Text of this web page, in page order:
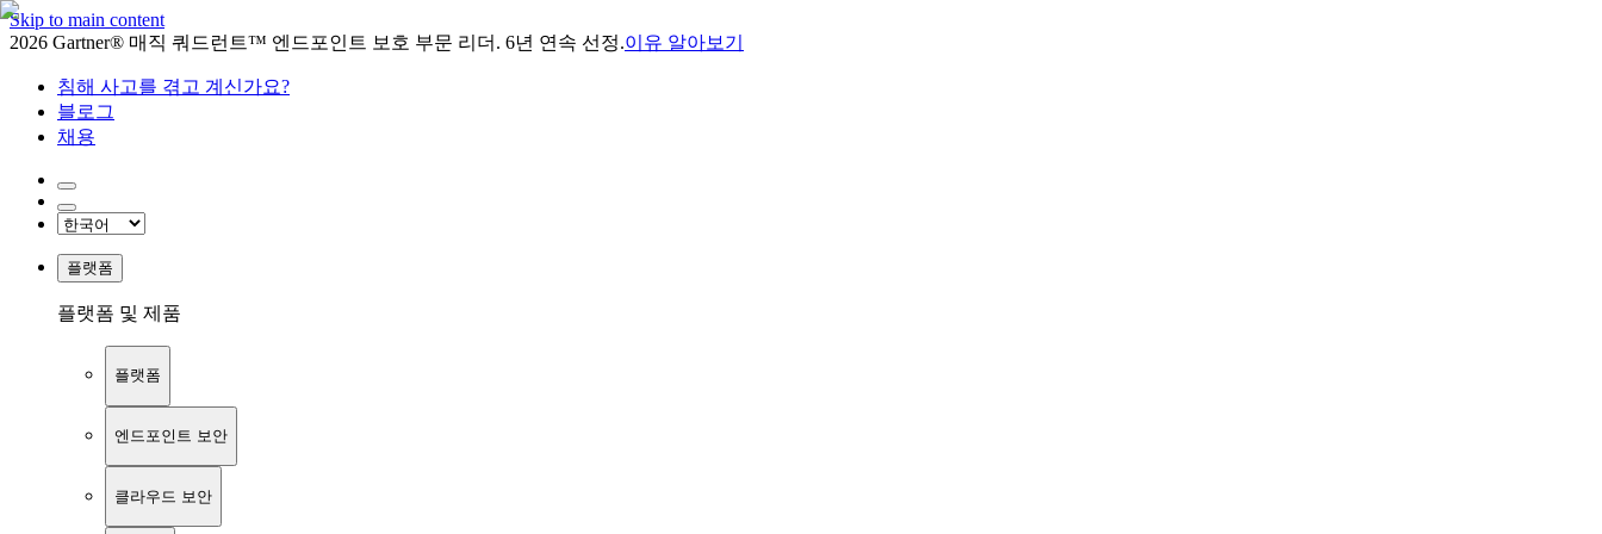
Skip to main content
2026 Gartner® 매직 쿼드런트™ 엔드포인트 보호 부문 리더. 6년 연속 선정.이유 알아보기
침해 사고를 겪고 계신가요?
블로그
채용
플랫폼
플랫폼 및 제품
플랫폼
엔드포인트 보안
클라우드 보안